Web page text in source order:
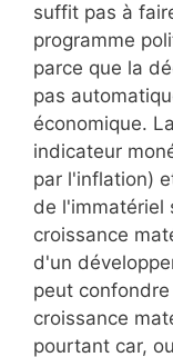
suffit pas à
programme
parce que la
pas
économique.
indicateur
par l'inflation)
de l'immatériel
croissance
d'un
peut
croissance
pourtant car,